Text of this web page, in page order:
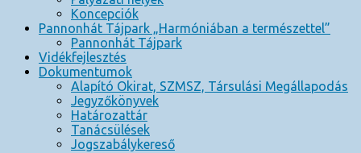
Koncepciók
Pannonhát Tájpark „Harmóniában a természettel”
Pannonhát Tájpark
Vidékfejlesztés
Dokumentumok
Alapító Okirat, SZMSZ, Társulási Megállapodás
Jegyzőkönyvek
Határozattár
Tanácsülések
Jogszabálykereső